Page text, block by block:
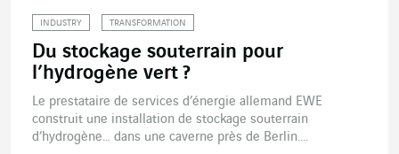
INDUSTRY TRANSFORMATION
Du stockage souterrain pour
l’hydrogène vert ?
Le prestataire de services d’énergie allemand EWE
construit une installation de stockage souterrain
d’hydrogène… dans une caverne près de Berlin....